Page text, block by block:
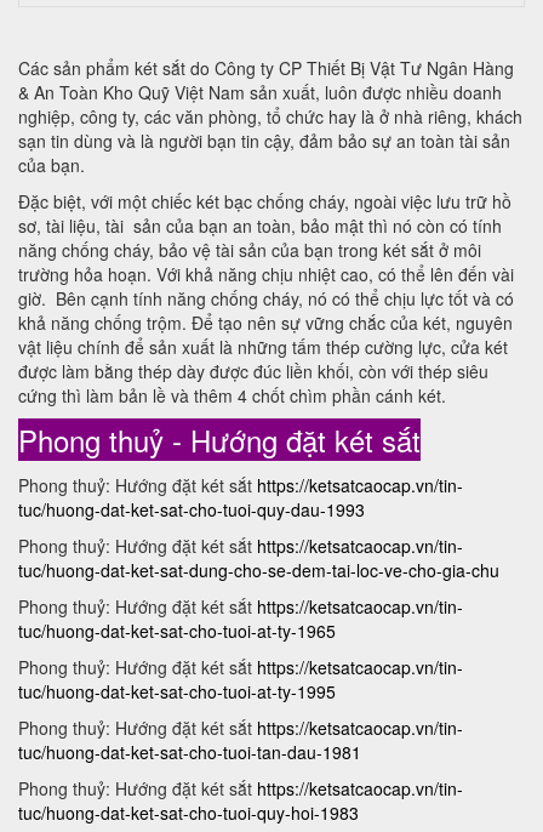
Các sản phẩm két sắt do Công ty CP Thiết Bị Vật Tư Ngân Hàng
& An Toàn Kho Quỹ Việt Nam sản xuất, luôn được nhiều doanh
nghiệp, công ty, các văn phòng, tổ chức hay là ở nhà riêng, khách
sạn tin dùng và là người bạn tin cậy, đảm bảo sự an toàn tài sản
của bạn.
Đặc biệt, với một chiếc két bạc chống cháy, ngoài việc lưu trữ hồ
sơ, tài liệu, tài sản của bạn an toàn, bảo mật thì nó còn có tính
năng chống cháy, bảo vệ tài sản của bạn trong két sắt ở môi
trường hỏa hoạn. Với khả năng chịu nhiệt cao, có thể lên đến vài
giờ. Bên cạnh tính năng chống cháy, nó có thể chịu lực tốt và có
khả năng chống trộm. Để tạo nên sự vững chắc của két, nguyên
vật liệu chính để sản xuất là những tấm thép cường lực, cửa két
được làm bằng thép dày được đúc liền khối, còn với thép siêu
cứng thì làm bản lề và thêm 4 chốt chìm phần cánh két.
Phong thuỷ - Hướng đặt két sắt
Phong thuỷ: Hướng đặt két sắt https://ketsatcaocap.vn/tin-
tuc/huong-dat-ket-sat-cho-tuoi-quy-dau-1993
Phong thuỷ: Hướng đặt két sắt https://ketsatcaocap.vn/tin-
tuc/huong-dat-ket-sat-dung-cho-se-dem-tai-loc-ve-cho-gia-chu
Phong thuỷ: Hướng đặt két sắt https://ketsatcaocap.vn/tin-
tuc/huong-dat-ket-sat-cho-tuoi-at-ty-1965
Phong thuỷ: Hướng đặt két sắt https://ketsatcaocap.vn/tin-
tuc/huong-dat-ket-sat-cho-tuoi-at-ty-1995
Phong thuỷ: Hướng đặt két sắt https://ketsatcaocap.vn/tin-
tuc/huong-dat-ket-sat-cho-tuoi-tan-dau-1981
Phong thuỷ: Hướng đặt két sắt https://ketsatcaocap.vn/tin-
tuc/huong-dat-ket-sat-cho-tuoi-quy-hoi-1983